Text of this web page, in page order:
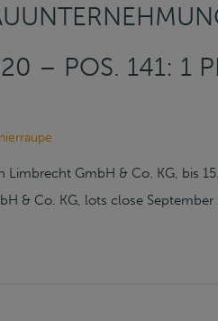
– POS. 141: 1
GmbH & Co. KG, bis
& Co. KG, lots close